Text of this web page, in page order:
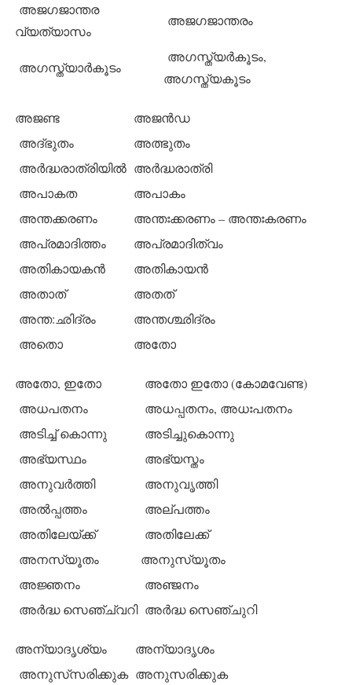
അജഗജാന്തര
വ്യത്യാസം
അജഗജാന്തരം
അഗസ്ത്യാര്‍കൂടം
അഗസ്ത്യര്‍കൂടം,
അഗസ്ത്യകൂടം
അജണ്ട
അജന്‍ഡ
അദ്ഭുതം
അത്ഭുതം
അര്‍ദ്ധരാത്രിയില്‍ അര്‍ദ്ധരാത്രി
അപാകത
അപാകം
അന്തക്കരണം
അന്തഃക്കരണം – അന്തഃകരണം
അപ്രമാദിത്തം
അപ്രമാദിത്വം
അതികായകന്‍
അതികായന്‍
അതാത്
അതത്
അന്ത:ഛിദ്രം
അന്തശ്ഛിദ്രം
അതൊ
അതോ
അതോ, ഇതോ
അതോ ഇതോ (കോമവേണ്ട)
അധപതനം
അധപ്പതനം, അധഃപതനം
അടിച്ച് കൊന്നു
അടിച്ചുകൊന്നു
അഭ്യസ്ഥം
അഭ്യസ്തം
അനുവര്‍ത്തി
അനുവൃത്തി
അല്‍പ്പത്തം
അല്പത്തം
അതിലേയ്ക്ക്
അതിലേക്ക്
അനസ്യൂതം
അനുസ്യൂതം
അജ്ഞനം
അഞ്ജനം
അര്‍ദ്ധ സെഞ്ച്വറി അര്‍ദ്ധ സെഞ്ചുറി
അന്യാദൃശ്യം
അന്യാദൃശം
അനുസ്‌സരിക്കുക അനുസരിക്കുക